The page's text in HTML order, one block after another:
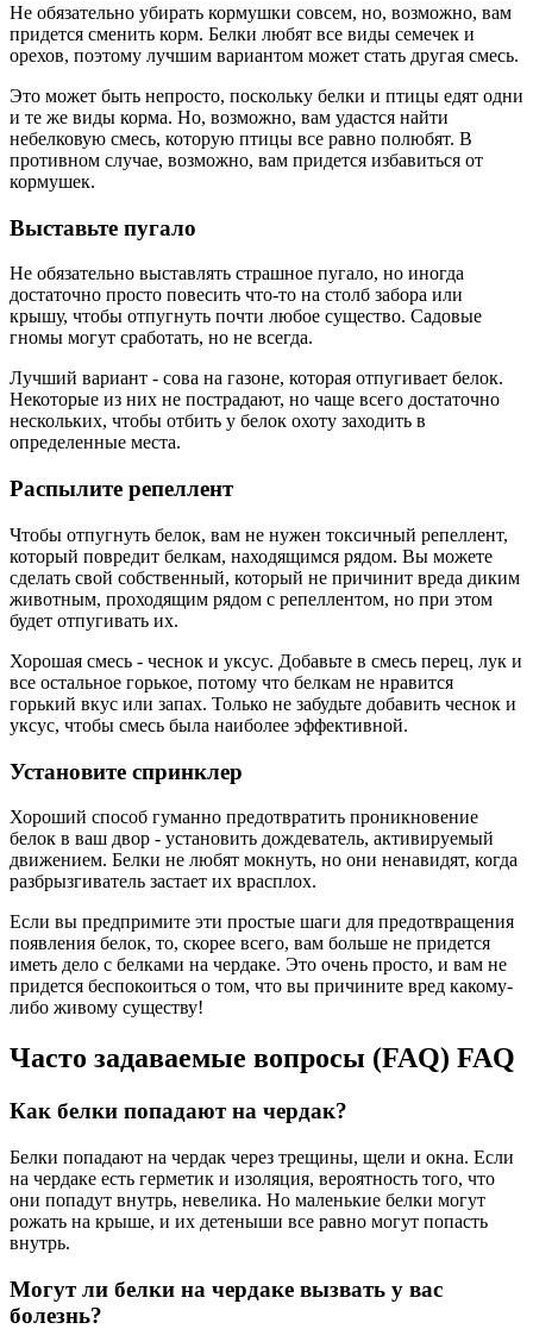
Не обязательно убирать кормушки совсем, но, возможно, вам
придется сменить корм. Белки любят все виды семечек и
орехов, поэтому лучшим вариантом может стать другая смесь.
Это может быть непросто, поскольку белки и птицы едят одни
и те же виды корма. Но, возможно, вам удастся найти
небелковую смесь, которую птицы все равно полюбят. В
противном случае, возможно, вам придется избавиться от
кормушек.
Выставьте пугало
Не обязательно выставлять страшное пугало, но иногда
достаточно просто повесить что-то на столб забора или
крышу, чтобы отпугнуть почти любое существо. Садовые
гномы могут сработать, но не всегда.
Лучший вариант - сова на газоне, которая отпугивает белок.
Некоторые из них не пострадают, но чаще всего достаточно
нескольких, чтобы отбить у белок охоту заходить в
определенные места.
Распылите репеллент
Чтобы отпугнуть белок, вам не нужен токсичный репеллент,
который повредит белкам, находящимся рядом. Вы можете
сделать свой собственный, который не причинит вреда диким
животным, проходящим рядом с репеллентом, но при этом
будет отпугивать их.
Хорошая смесь - чеснок и уксус. Добавьте в смесь перец, лук и
все остальное горькое, потому что белкам не нравится
горький вкус или запах. Только не забудьте добавить чеснок и
уксус, чтобы смесь была наиболее эффективной.
Установите спринклер
Хороший способ гуманно предотвратить проникновение
белок в ваш двор - установить дождеватель, активируемый
движением. Белки не любят мокнуть, но они ненавидят, когда
разбрызгиватель застает их врасплох.
Если вы предпримите эти простые шаги для предотвращения
появления белок, то, скорее всего, вам больше не придется
иметь дело с белками на чердаке. Это очень просто, и вам не
придется беспокоиться о том, что вы причините вред какому-
либо живому существу!
Часто задаваемые вопросы (FAQ) FAQ
Как белки попадают на чердак?
Белки попадают на чердак через трещины, щели и окна. Если
на чердаке есть герметик и изоляция, вероятность того, что
они попадут внутрь, невелика. Но маленькие белки могут
рожать на крыше, и их детеныши все равно могут попасть
внутрь.
Могут ли белки на чердаке вызвать у вас
болезнь?